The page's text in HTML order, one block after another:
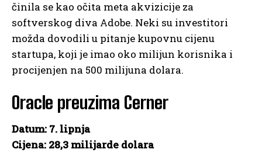
činila se kao očita meta akvizicije za
softverskog diva Adobe. Neki su investitori
možda dovodili u pitanje kupovnu cijenu
startupa, koji je imao oko milijun korisnika i
procijenjen na 500 milijuna dolara.
Oracle preuzima Cerner
Datum: 7. lipnja
Cijena: 28,3 milijarde dolara